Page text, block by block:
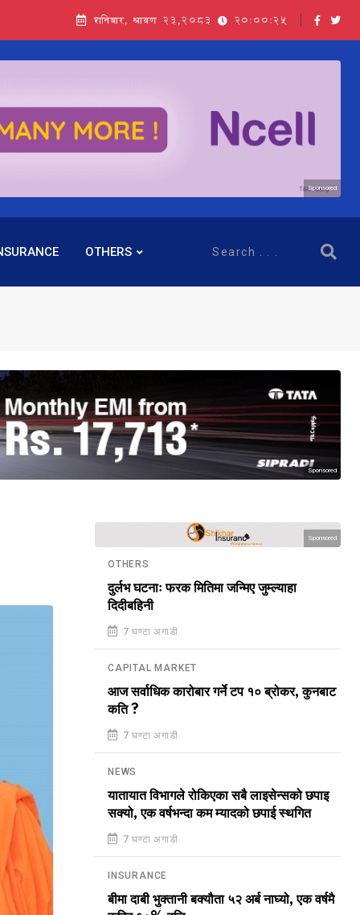
शनिबार, श्रावण २३,२०८३ 20:00:26
Sponsored
OTHERS
Sponsored
Sponsored
OTHERS
दुर्लभ घटनाः फरक मितिमा जन्मिए जुम्ल्याहा
दिदीबहिनी
7 घण्टा अगाडी
CAPITAL MARKET
आज सर्वाधिक कारोबार गर्ने टप १० ब्रोकर, कुनबाट
कति ?
7 घण्टा अगाडी
NEWS
यातायात विभागले रोकिएका सबै लाइसेन्सको छपाइ
सक्यो, एक वर्षभन्दा कम म्यादको छपाई स्थगित
7 घण्टा अगाडी
INSURANCE
बीमा दाबी भुक्तानी बक्यौता ५२ अर्ब नाघ्यो, एक वर्षमै